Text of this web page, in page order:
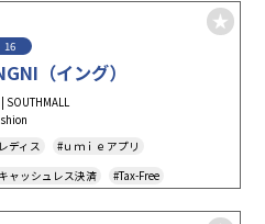
16
（イング）
| SOUTHMALL
ディス
#ｕｍｉｅアプリ
ャッシュレス決済
#Tax-Free